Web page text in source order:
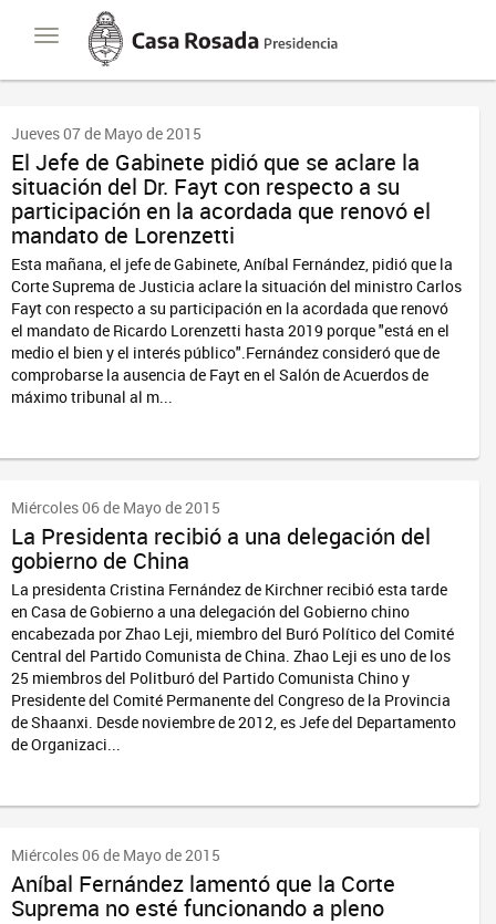
Toggle
navigation
Casa
Rosada
Presidencia
de
Jueves 07 de Mayo de 2015
El Jefe de Gabinete pidió que se aclare la
situación del Dr. Fayt con respecto a su
participación en la acordada que renovó el
mandato de Lorenzetti
Esta mañana, el jefe de Gabinete, Aníbal Fernández, pidió que la
Corte Suprema de Justicia aclare la situación del ministro Carlos
Fayt con respecto a su participación en la acordada que renovó
el mandato de Ricardo Lorenzetti hasta 2019 porque "está en el
medio el bien y el interés público".Fernández consideró que de
comprobarse la ausencia de Fayt en el Salón de Acuerdos de
máximo tribunal al m...
Miércoles 06 de Mayo de 2015
La Presidenta recibió a una delegación del
gobierno de China
La presidenta Cristina Fernández de Kirchner recibió esta tarde
en Casa de Gobierno a una delegación del Gobierno chino
encabezada por Zhao Leji, miembro del Buró Político del Comité
Central del Partido Comunista de China. Zhao Leji es uno de los
25 miembros del Politburó del Partido Comunista Chino y
Presidente del Comité Permanente del Congreso de la Provincia
de Shaanxi. Desde noviembre de 2012, es Jefe del Departamento
de Organizaci...
Miércoles 06 de Mayo de 2015
Aníbal Fernández lamentó que la Corte
Suprema no esté funcionando a pleno